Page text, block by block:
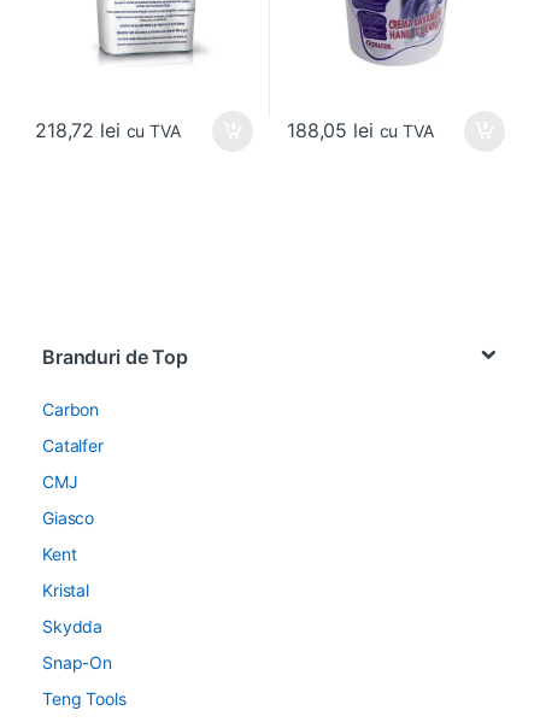
218,72 lei cu TVA 188,05 lei cu TVA
Branduri de Top
Carbon
Catalfer
CMJ
Giasco
Kent
Kristal
Skydda
Snap-On
Teng Tools